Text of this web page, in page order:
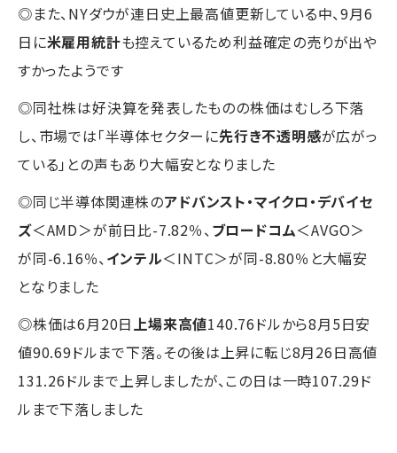
◎また、NYダウが連日史上最高値更新している中、9月6
日に米雇用統計も控えているため利益確定の売りが出や
すかったようです
◎同社株は好決算を発表したものの株価はむしろ下落
し、市場では「半導体セクターに先行き不透明感が広がっ
ている」との声もあり大幅安となりました
◎同じ半導体関連株のアドバンスト・マイクロ・デバイセ
ズ＜AMD＞が前日比-7.82％、 ブロードコム＜AVGO＞
が同-6.16％、 インテル＜INTC＞が同-8.80％と大幅安
となりました
◎株価は6月20日 上場来高値140.76ドルから8月5日安
値90.69ドルまで下落。その後は上昇に転じ8月26日高値
131.26ドルまで上昇しましたが、この日は一時107.29ド
ルまで下落しました